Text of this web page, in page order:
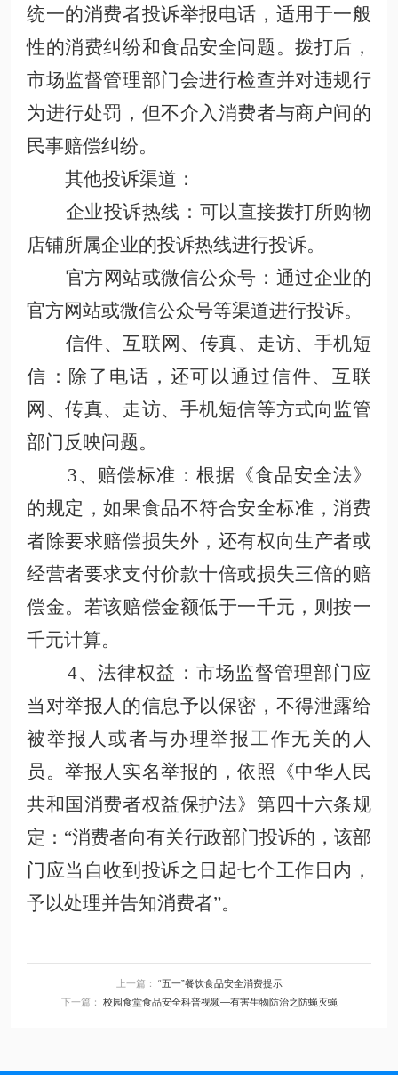
统一的消费者投诉举报电话，适用于一般
性的消费纠纷和食品安全问题。拨打后，
市场监督管理部门会进行检查并对违规行
为进行处罚，但不介入消费者与商户间的
民事赔偿纠纷。
其他投诉渠道 ：
企业投诉热线 ：可以直接拨打所购物
店铺所属企业的投诉热线进行投诉。
官方网站或微信公众号 ：通过企业的
官方网站或微信公众号等渠道进行投诉。
信件、互联网、传真、走访、手机短
信 ：除了电话，还可以通过信件、互联
网、传真、走访、手机短信等方式向监管
部门反映问题。
3、赔偿标准 ：根据《食品安全法》
的规定，如果食品不符合安全标准，消费
者除要求赔偿损失外，还有权向生产者或
经营者要求支付价款十倍或损失三倍的赔
偿金。若该赔偿金额低于一千元，则按一
千元计算。
4、法律权益 ：市场监督管理部门应
当对举报人的信息予以保密，不得泄露给
被举报人或者与办理举报工作无关的人
员。举报人实名举报的，依照《中华人民
共和国消费者权益保护法》第四十六条规
定： “消费者向有关行政部门投诉的，该部
门应当自收到投诉之日起七个工作日内，
予以处理并告知消费者”。
上一篇： “五一”餐饮食品安全消费提示
下一篇： 校园食堂食品安全科普视频—有害生物防治之防蝇灭蝇